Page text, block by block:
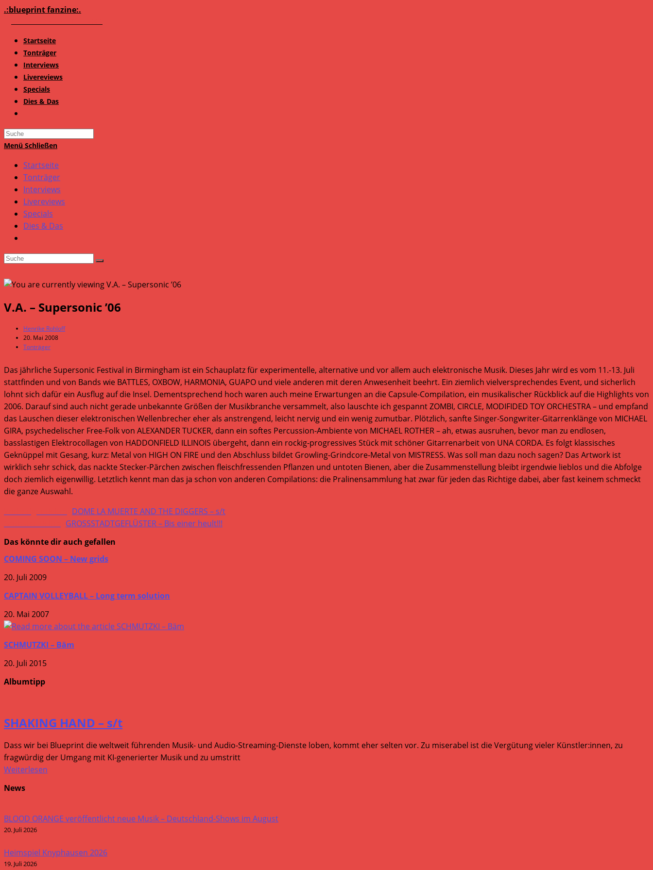
Zum
.:blueprint fanzine:.
Startseite
Tonträger
Interviews
Livereviews
Specials
Dies & Das
Search
this
Menü Schließen
Startseite
Tonträger
Interviews
Livereviews
Specials
Dies & Das
V.A. – Supersonic ’06
Beitrags-
Autor:
Henrike Rohloff
Beitrag
veröffentlicht:
20. Mai 2008
Beitrags-
Tonträger
Das jährliche Supersonic Festival in Birmingham ist ein Schauplatz für experimentelle, alternative und vor allem auch elektronische Musik. Dieses Jahr wird es vom 11.-13. Juli
stattfinden und von Bands wie BATTLES, OXBOW, HARMONIA, GUAPO und viele anderen mit deren Anwesenheit beehrt. Ein ziemlich vielversprechendes Event, und sicherlich
lohnt sich dafür ein Ausflug auf die Insel. Dementsprechend hoch waren auch meine Erwartungen an die Capsule-Compilation, ein musikalischer Rückblick auf die Highlights von
2006. Darauf sind auch nicht gerade unbekannte Größen der Musikbranche versammelt, also lauschte ich gespannt ZOMBI, CIRCLE, MODIFIDED TOY ORCHESTRA – und empfand
das Lauschen dieser elektronischen Wellenbrecher eher als anstrengend, leicht nervig und ein wenig zumutbar. Plötzlich, sanfte Singer-Songwriter-Gitarrenklänge von MICHAEL
GIRA, psychedelischer Free-Folk von ALEXANDER TUCKER, dann ein softes Percussion-Ambiente von MICHAEL ROTHER – ah, etwas ausruhen, bevor man zu endlosen,
basslastigen Elektrocollagen von HADDONFIELD ILLINOIS übergeht, dann ein rockig-progressives Stück mit schöner Gitarrenarbeit von UNA CORDA. Es folgt klassisches
Geknüppel mit Gesang, kurz: Metal von HIGH ON FIRE und den Abschluss bildet Growling-Grindcore-Metal von MISTRESS. Was soll man dazu noch sagen? Das Artwork ist
wirklich sehr schick, das nackte Stecker-Pärchen zwischen fleischfressenden Pflanzen und untoten Bienen, aber die Zusammenstellung bleibt irgendwie lieblos und die Abfolge
doch ziemlich eigenwillig. Letztlich kennt man das ja schon von anderen Compilations: die Pralinensammlung hat zwar für jeden das Richtige dabei, aber fast keinem schmeckt
die ganze Auswahl.
Weitere
Artikel
ansehen
DOME LA MUERTE AND THE DIGGERS – s/t
GROSSSTADTGEFLÜSTER – Bis einer heult!!!
Das könnte dir auch gefallen
COMING SOON – New grids
20. Juli 2009
CAPTAIN VOLLEYBALL – Long term solution
20. Mai 2007
SCHMUTZKI – Bäm
20. Juli 2015
Albumtipp
SHAKING HAND – s/t
Dass wir bei Blueprint die weltweit führenden Musik- und Audio-Streaming-Dienste loben, kommt eher selten vor. Zu miserabel ist die Vergütung vieler Künstler:innen, zu
fragwürdig der Umgang mit KI-generierter Musik und zu umstritt
Weiterlesen
News
BLOOD ORANGE veröffentlicht neue Musik – Deutschland-Shows im August
20. Juli 2026
Heimspiel Knyphausen 2026
19. Juli 2026